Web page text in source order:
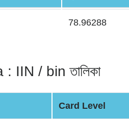
78.96288
/ bin তালিকা
Card Level